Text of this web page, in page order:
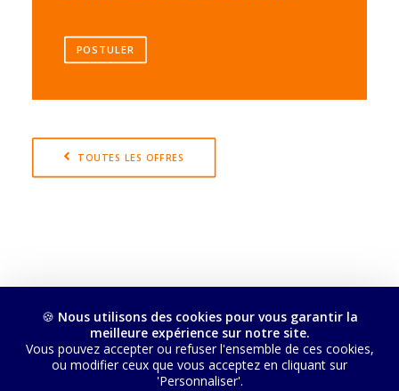
POSTULER
TOUTES LES OFFRES
🍪 Nous utilisons des cookies pour vous garantir la
meilleure expérience sur notre site.
Vous pouvez accepter ou refuser l'ensemble de ces cookies,
ou modifier ceux que vous acceptez en cliquant sur
'Personnaliser'.